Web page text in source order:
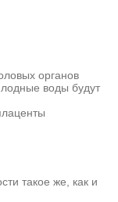
органов
воды будут
такое же, как и